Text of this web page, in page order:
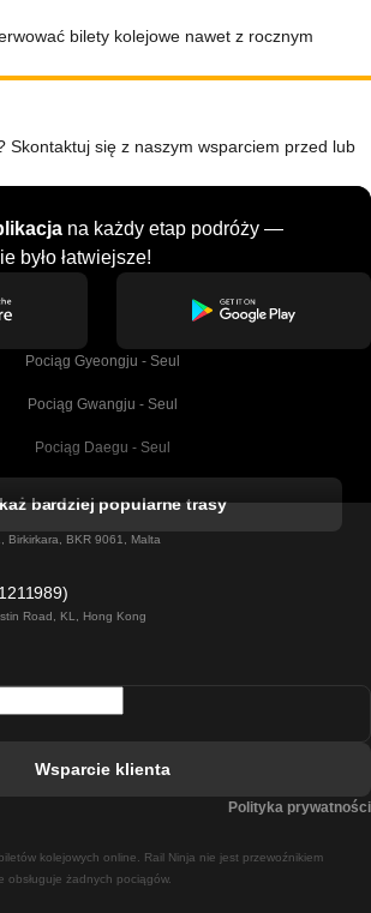
bilety kolejowe nawet z rocznym
Skontaktuj się z naszym wsparciem przed lub
na każdy etap podróży —
było łatwiejsze!
Pociąg Gyeongju - Seul
Pociąg Gwangju - Seul
Pociąg Daegu - Seul
Pociąg Dublin - Galway
Pociąg Rzym - Neapol
Pociąg Madryt - Lizbona
bardziej popularne trasy
1451)
Birkirkara, BKR 9061, Malta
Road, KL, Hong Kong
kolejowych online. Rail Ninja nie jest przewoźnikiem
obsługuje żadnych pociągów.
Wsparcie klienta
Polityka prywatności